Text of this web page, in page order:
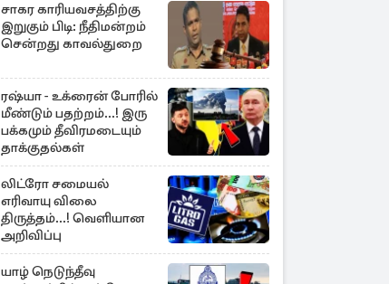
சாகர காரியவசத்திற்கு
இறுகும் பிடி: நீதிமன்றம்
சென்றது காவல்துறை
ரஷ்யா - உக்ரைன் போரில்
மீண்டும் பதற்றம்...! இரு
பக்கமும் தீவிரமடையும்
தாக்குதல்கள்
லிட்ரோ சமையல்
எரிவாயு விலை
திருத்தம்...! வெளியான
அறிவிப்பு
யாழ் நெடுந்தீவு